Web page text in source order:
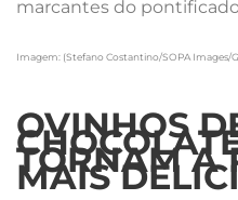
marcantes do
Imagem: (Stefano Costantino/SOPA Images/
OVINHOS
TORNAM A
MAIS